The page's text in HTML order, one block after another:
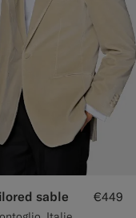
sable €449